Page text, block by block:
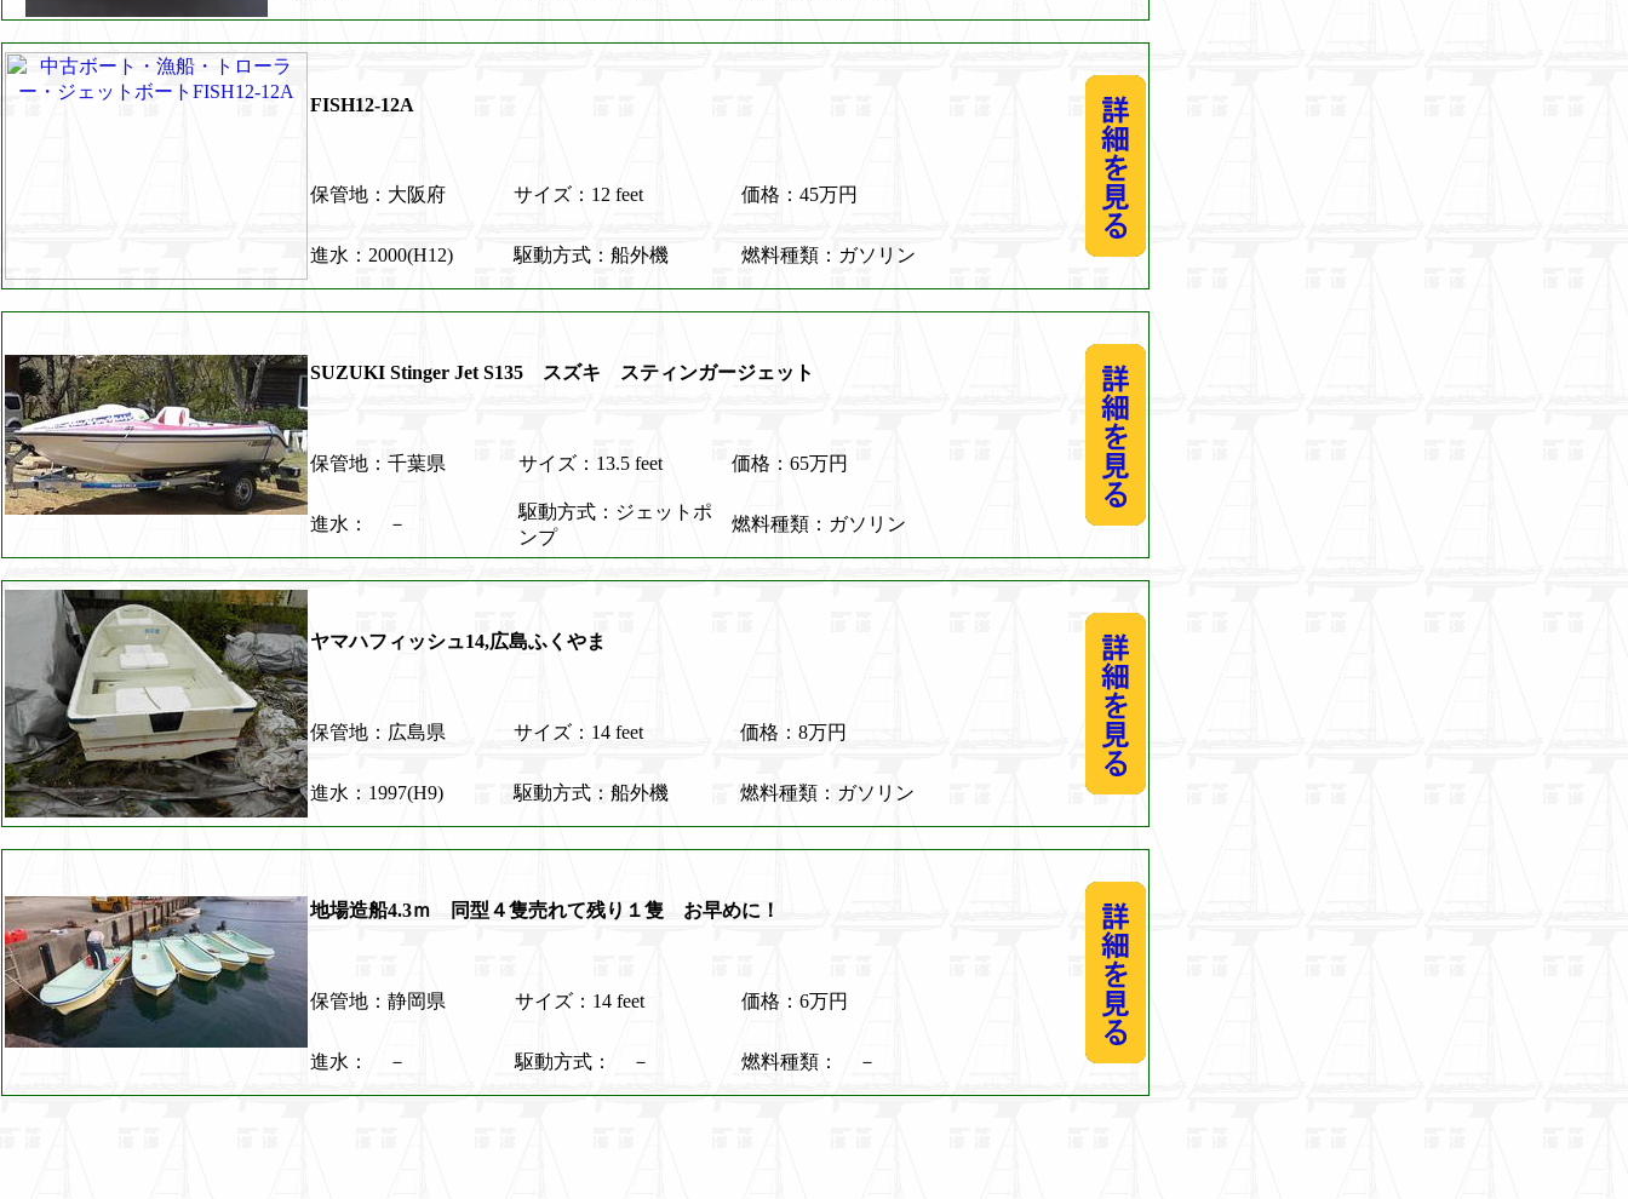
FISH12-12A
保管地：大阪府 サイズ：12 feet 価格：45万円
進水：2000(H12) 駆動方式：船外機 燃料種類：ガソリン
SUZUKI Stinger Jet S135 スズキ スティンガージェット
保管地：千葉県 サイズ：13.5 feet 価格：65万円
進水： －
駆動方式：ジェットポ
ンプ
燃料種類：ガソリン
ヤマハフィッシュ14,広島ふくやま
保管地：広島県 サイズ：14 feet 価格：8万円
進水：1997(H9) 駆動方式：船外機 燃料種類：ガソリン
地場造船4.3ｍ 同型４隻売れて残り１隻 お早めに！
保管地：静岡県 サイズ：14 feet 価格：6万円
進水： － 駆動方式： － 燃料種類： －